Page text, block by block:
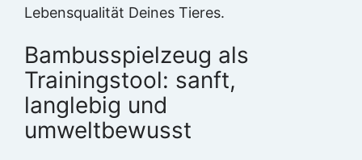
Lebensqualität Deines Tieres.
Bambusspielzeug als
Trainingstool: sanft,
langlebig und
umweltbewusst